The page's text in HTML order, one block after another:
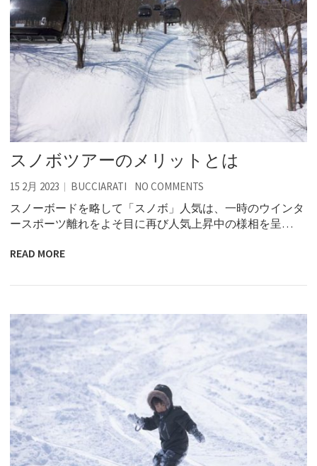
スノボツアーのメリットとは
15 2月 2023 BUCCIARATI NO COMMENTS
スノーボードを略して「スノボ」人気は、一時のウインタ
ースポーツ離れをよそ目に再び人気上昇中の様相を呈…
READ MORE